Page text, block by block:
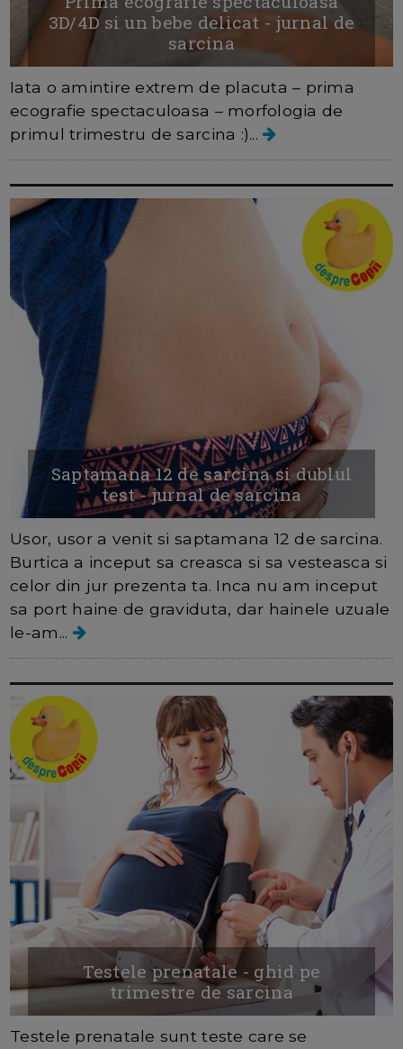
3D/4D si un bebe delicat - jurnal de
sarcina
Iata o amintire extrem de placuta – prima
ecografie spectaculoasa – morfologia de
primul trimestru de sarcina :)...
Saptamana 12 de sarcina si dublul
test - jurnal de sarcina
Usor, usor a venit si saptamana 12 de sarcina.
Burtica a inceput sa creasca si sa vesteasca si
celor din jur prezenta ta. Inca nu am inceput
sa port haine de graviduta, dar hainele uzuale
le-am...
Testele prenatale - ghid pe
trimestre de sarcina
Testele prenatale sunt teste care se